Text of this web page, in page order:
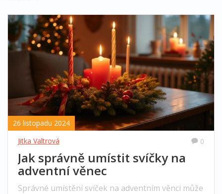
26 listopadu 2024
Jitka Valtrová
0
Jak správně umístit svíčky na
adventní věnec
Správné umístění svíček na adventním věnci může